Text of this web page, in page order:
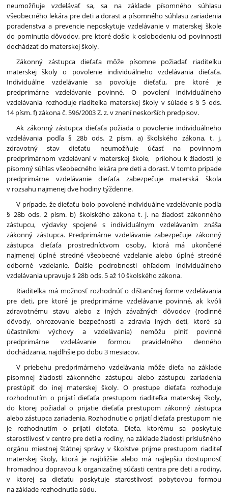
neumožňuje vzdelávať sa, sa na základe písomného súhlasu
všeobecného lekára pre deti a dorast a písomného súhlasu zariadenia
poradenstva a prevencie neposkytuje vzdelávanie v materskej škole
do pominutia dôvodov, pre ktoré došlo k oslobodeniu od povinnosti
dochádzať do materskej školy.
Zákonný zástupca dieťaťa môže písomne požiadať riaditeľku
materskej školy o povolenie individuálneho vzdelávania dieťaťa.
Individuálne vzdelávanie sa povoľuje dieťaťu, pre ktoré je
predprimárne vzdelávanie povinné. O povolení individuálneho
vzdelávania rozhoduje riaditeľka materskej školy v súlade s § 5 ods.
14 písm. f) zákona č. 596/2003 Z. z. v znení neskorších predpisov.
Ak zákonný zástupca dieťaťa požiada o povolenie individuálneho
vzdelávania podľa § 28b ods. 2 písm. a) školského zákona, t. j.
zdravotný stav dieťaťu neumožňuje účasť na povinnom
predprimárnom vzdelávaní v materskej škole, prílohou k žiadosti je
písomný súhlas všeobecného lekára pre deti a dorast. V tomto prípade
predprimárne vzdelávanie dieťaťa zabezpečuje materská škola
v rozsahu najmenej dve hodiny týždenne.
V prípade, že dieťaťu bolo povolené individuálne vzdelávanie podľa
§ 28b ods. 2 písm. b) školského zákona t. j. na žiadosť zákonného
zástupcu, výdavky spojené s individuálnym vzdelávaním znáša
zákonný zástupca. Predprimárne vzdelávanie zabezpečuje zákonný
zástupca dieťaťa prostredníctvom osoby, ktorá má ukončené
najmenej úplné stredné všeobecné vzdelanie alebo úplné stredné
odborné vzdelanie. Ďalšie podrobnosti ohľadom individuálneho
vzdelávania upravuje § 28b ods. 5 až 10 školského zákona.
Riaditeľka má možnosť rozhodnúť o dištančnej forme vzdelávania
pre deti, pre ktoré je predprimárne vzdelávanie povinné, ak kvôli
zdravotnému stavu alebo z iných závažných dôvodov (rodinné
dôvody, ohrozovanie bezpečnosti a zdravia iných detí, ktoré sú
účastníkmi výchovy a vzdelávania) nemôžu plniť povinné
predprimárne vzdelávanie formou pravidelného denného
dochádzania, najdlhšie po dobu 3 mesiacov.
V priebehu predprimárneho vzdelávania môže dieťa na základe
písomnej žiadosti zákonného zástupcu alebo zástupcu zariadenia
prestúpiť do inej materskej školy. O prestupe dieťaťa rozhoduje
rozhodnutím o prijatí dieťaťa prestupom riaditeľka materskej školy,
do ktorej požiadal o prijatie dieťaťa prestupom zákonný zástupca
alebo zástupca zariadenia. Rozhodnutie o prijatí dieťaťa prestupom nie
je rozhodnutím o prijatí dieťaťa. Dieťa, ktorému sa poskytuje
starostlivosť v centre pre deti a rodiny, na základe žiadosti príslušného
orgánu miestnej štátnej správy v školstve prijme prestupom riaditeľ
materskej školy, ktorá je najbližšie alebo má najlepšiu dostupnosť
hromadnou dopravou k organizačnej súčasti centra pre deti a rodiny,
v ktorej sa dieťaťu poskytuje starostlivosť pobytovou formou
na základe rozhodnutia súdu.